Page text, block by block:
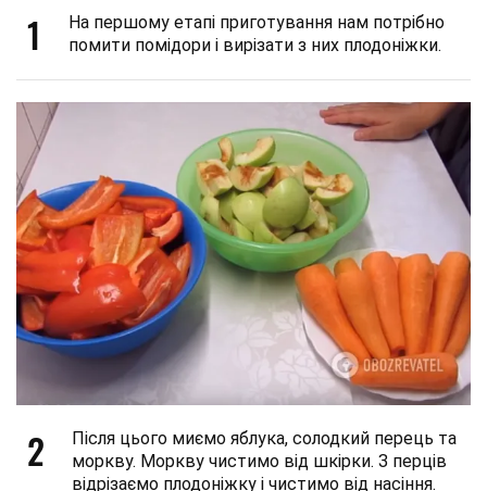
1
На першому етапі приготування нам потрібно
помити помідори і вирізати з них плодоніжки.
2
Після цього миємо яблука, солодкий перець та
моркву. Моркву чистимо від шкірки. З перців
відрізаємо плодоніжку і чистимо від насіння.